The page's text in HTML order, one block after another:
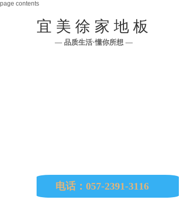
page contents
宜 美 徐 家 地 板
— 品质生活·懂你所想 —
电话：057-2391-3116